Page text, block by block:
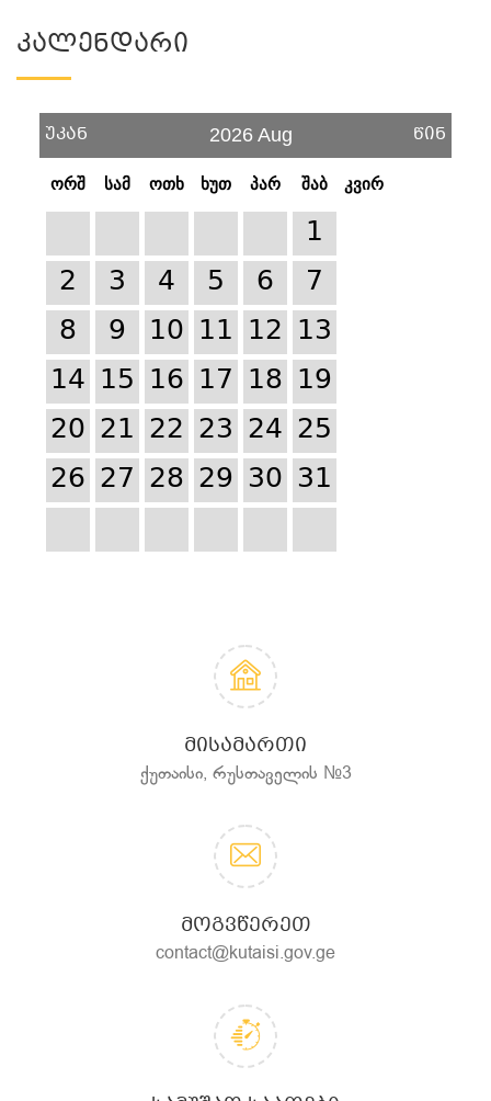
Კალენდარი
უკან 2026 Aug წინ
ორშ სამ ოთხ ხუთ პარ შაბ კვირ
1
2
3 4 5 6
7
8
9 10 11 12 13
14 15 16 17 18 19
20 21 22 23 24 25
26 27 28 29 30 31
ᲛᲘᲡᲐᲛᲐᲠᲗᲘ
ქუთაისი, რუსთაველის №3
ᲛᲝᲒᲕᲬᲔᲠᲔᲗ
contact@kutaisi.gov.ge